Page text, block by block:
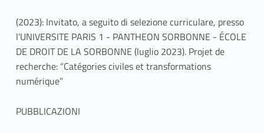
(2023): Invitato, a seguito di selezione curriculare, presso
l’UNIVERSITE PARIS 1 - PANTHEON SORBONNE - ÉCOLE
DE DROIT DE LA SORBONNE (luglio 2023). Projet de
recherche: “Catégories civiles et transformations
numérique”
PUBBLICAZIONI